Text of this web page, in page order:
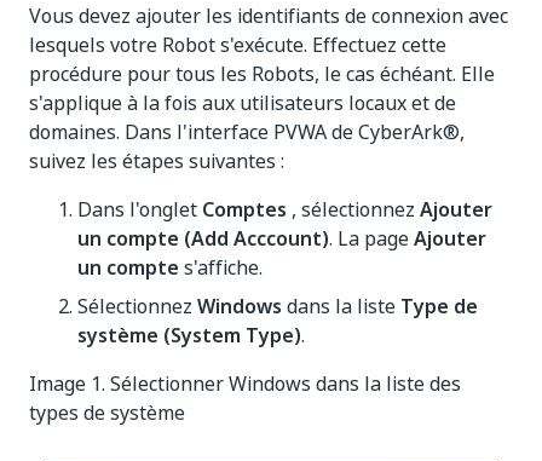
Vous devez ajouter les identifiants de connexion avec
lesquels votre Robot s'exécute. Effectuez cette
procédure pour tous les Robots, le cas échéant. Elle
s'applique à la fois aux utilisateurs locaux et de
domaines. Dans l'interface PVWA de CyberArk®,
suivez les étapes suivantes :
Dans l'onglet Comptes , sélectionnez Ajouter
un compte (Add Acccount). La pageAjouter
un compte s'affiche.
Sélectionnez Windows dans la liste Type de
système (System Type).
Image 1. Sélectionner Windows dans la liste des
types de système